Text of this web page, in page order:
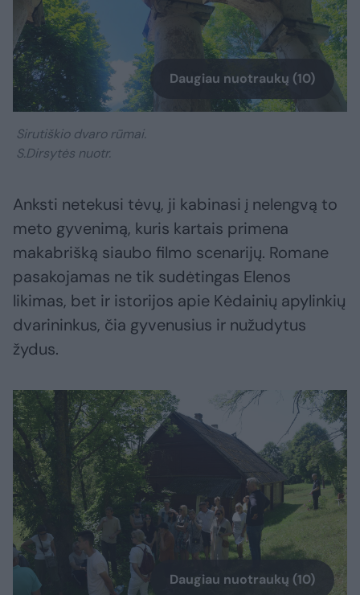
Daugiau nuotraukų (10)
Sirutiškio dvaro rūmai.
S.Dirsytės nuotr.
Anksti netekusi tėvų, ji kabinasi į nelengvą to
meto gyvenimą, kuris kartais primena
makabrišką siaubo filmo scenarijų. Romane
pasakojamas ne tik sudėtingas Elenos
likimas, bet ir istorijos apie Kėdainių apylinkių
dvarininkus, čia gyvenusius ir nužudytus
žydus.
Daugiau nuotraukų (10)